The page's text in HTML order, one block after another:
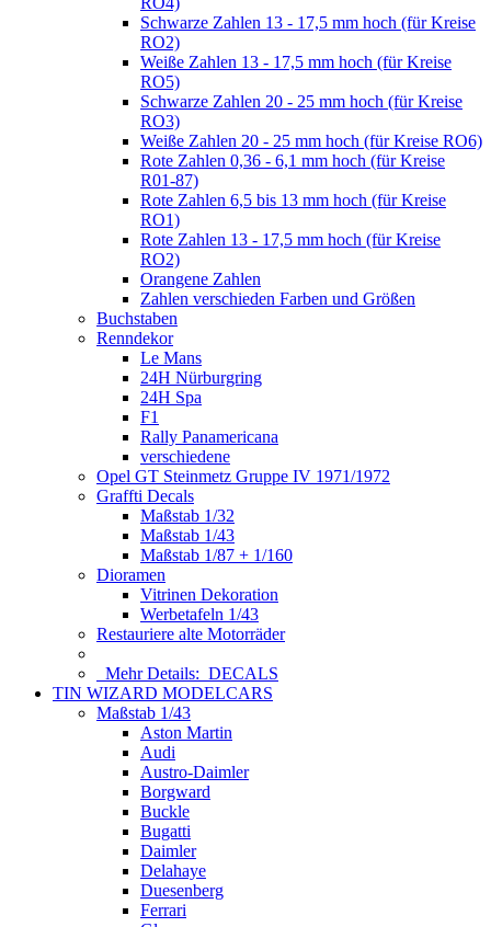
Schwarze Zahlen 13 - 17,5 mm hoch (für Kreise
RO2)
Weiße Zahlen 13 - 17,5 mm hoch (für Kreise
RO5)
Schwarze Zahlen 20 - 25 mm hoch (für Kreise
RO3)
Weiße Zahlen 20 - 25 mm hoch (für Kreise RO6)
Rote Zahlen 0,36 - 6,1 mm hoch (für Kreise
R01-87)
Rote Zahlen 6,5 bis 13 mm hoch (für Kreise
RO1)
Rote Zahlen 13 - 17,5 mm hoch (für Kreise
RO2)
Orangene Zahlen
Zahlen verschieden Farben und Größen
Buchstaben
Renndekor
Le Mans
24H Nürburgring
24H Spa
F1
Rally Panamericana
verschiedene
Opel GT Steinmetz Gruppe IV 1971/1972
Graffti Decals
Maßstab 1/32
Maßstab 1/43
Maßstab 1/87 + 1/160
Dioramen
Vitrinen Dekoration
Werbetafeln 1/43
Restauriere alte Motorräder
Mehr Details: DECALS
TIN WIZARD MODELCARS
Maßstab 1/43
Aston Martin
Audi
Austro-Daimler
Borgward
Buckle
Bugatti
Daimler
Delahaye
Duesenberg
Ferrari